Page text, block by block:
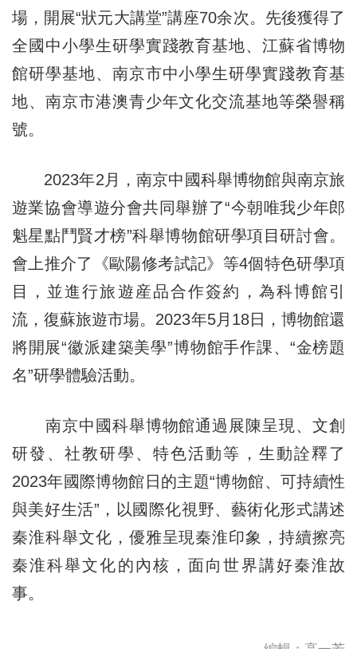
場，開展“狀元大講堂”講座70余次。先後獲得了
全國中小學生研學實踐教育基地、江蘇省博物
館研學基地、南京市中小學生研學實踐教育基
地、南京市港澳青少年文化交流基地等榮譽稱
號。
2023年2月，南京中國科舉博物館與南京旅
遊業協會導遊分會共同舉辦了“今朝唯我少年郎
魁星點鬥賢才榜”科舉博物館研學項目研討會。
會上推介了《歐陽修考試記》等4個特色研學項
目，並進行旅遊産品合作簽約，為科博館引
流，復蘇旅遊市場。2023年5月18日，博物館還
將開展“徽派建築美學”博物館手作課、“金榜題
名”研學體驗活動。
南京中國科舉博物館通過展陳呈現、文創
研發、社教研學、特色活動等，生動詮釋了
2023年國際博物館日的主題“博物館、可持續性
與美好生活”，以國際化視野、藝術化形式講述
秦淮科舉文化，優雅呈現秦淮印象，持續擦亮
秦淮科舉文化的內核，面向世界講好秦淮故
事。